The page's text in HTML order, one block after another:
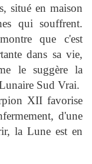
situé en maison
qui souffrent.
que c'est
dans sa vie,
le suggère la
Sud Vrai.
XII favorise
d'une
la Lune est en